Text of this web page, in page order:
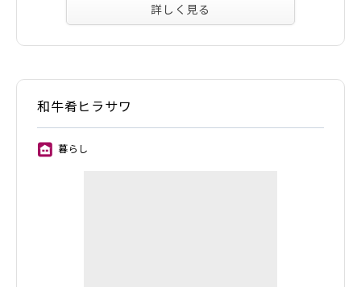
詳しく見る
和牛肴ヒラサワ
⑪ 暮らし